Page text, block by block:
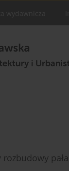
wydawnicza